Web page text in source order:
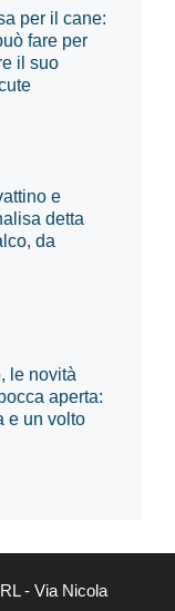
per il cane:
fare per
il suo
e
detta
da
le novità
aperta:
e un volto
- Via Nicola